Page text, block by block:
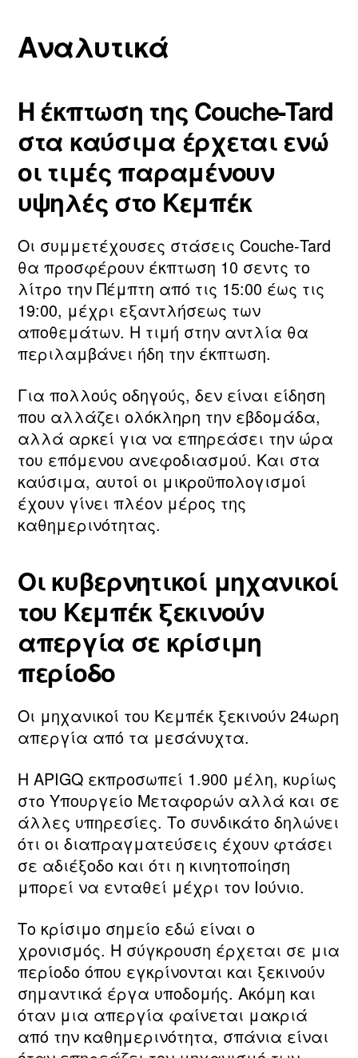
Αναλυτικά
Η έκπτωση της Couche‑Tard
στα καύσιμα έρχεται ενώ
οι τιμές παραμένουν
υψηλές στο Κεμπέκ
Οι συμμετέχουσες στάσεις Couche‑Tard
θα προσφέρουν έκπτωση 10 σεντς το
λίτρο την Πέμπτη από τις 15:00 έως τις
19:00, μέχρι εξαντλήσεως των
αποθεμάτων. Η τιμή στην αντλία θα
περιλαμβάνει ήδη την έκπτωση.
Για πολλούς οδηγούς, δεν είναι είδηση
που αλλάζει ολόκληρη την εβδομάδα,
αλλά αρκεί για να επηρεάσει την ώρα
του επόμενου ανεφοδιασμού. Και στα
καύσιμα, αυτοί οι μικροϋπολογισμοί
έχουν γίνει πλέον μέρος της
καθημερινότητας.
Οι κυβερνητικοί μηχανικοί
του Κεμπέκ ξεκινούν
απεργία σε κρίσιμη
περίοδο
Οι μηχανικοί του Κεμπέκ ξεκινούν 24ωρη
απεργία από τα μεσάνυχτα.
Η APIGQ εκπροσωπεί 1.900 μέλη, κυρίως
στο Υπουργείο Μεταφορών αλλά και σε
άλλες υπηρεσίες. Το συνδικάτο δηλώνει
ότι οι διαπραγματεύσεις έχουν φτάσει
σε αδιέξοδο και ότι η κινητοποίηση
μπορεί να ενταθεί μέχρι τον Ιούνιο.
Το κρίσιμο σημείο εδώ είναι ο
χρονισμός. Η σύγκρουση έρχεται σε μια
περίοδο όπου εγκρίνονται και ξεκινούν
σημαντικά έργα υποδομής. Ακόμη και
όταν μια απεργία φαίνεται μακριά
από την καθημερινότητα, σπάνια είναι